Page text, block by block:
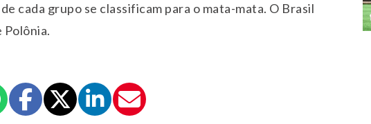
cada grupo se classificam para o mata-mata. O Brasil
Polônia.